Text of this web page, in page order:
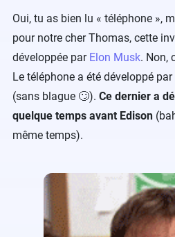
Oui, tu as bien lu « téléphone »,
pour notre cher Thomas, cette
développée par Elon Musk. Non,
Le téléphone a été développé
(sans blague 🙄). Ce dernier a
quelque temps avant Edison
même temps).